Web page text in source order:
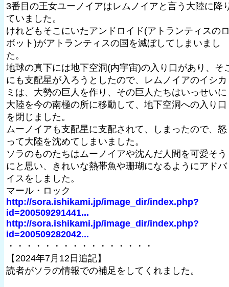
3番目の王女ユーノイアはレムノイアと言う大陸に降
ていました。
けれどもそこにいたアンドロイド(アトランティスの
ボット)がアトランティスの国を滅ぼしてしまいまし
た。
地球の真下には地下空洞(内宇宙)の入り口があり、そ
にも支配星が入ろうとしたので、レムノイアのイシカ
ミは、大勢の巨人を作り、その巨人たちはいっせいに
大陸を今の南極の所に移動して、地下空洞への入り口
を閉じました。
ムーノイアも支配星に支配されて、しまったので、怒
って大陸を沈めてしまいました。
ソラのものたちはムーノイアや沈んだ人間を可愛そう
にと思い、きれいな熱帯魚や珊瑚になるようにアドバ
イスをしました。
マール・ロック
http://sora.ishikami.jp/image_dir/index.php?
id=200509291441...
http://sora.ishikami.jp/image_dir/index.php?
id=200509282042...
・・・・・・・・・・・・・・・・
【2024年7月12日追記】
読者がソラの情報での補足をしてくれました。